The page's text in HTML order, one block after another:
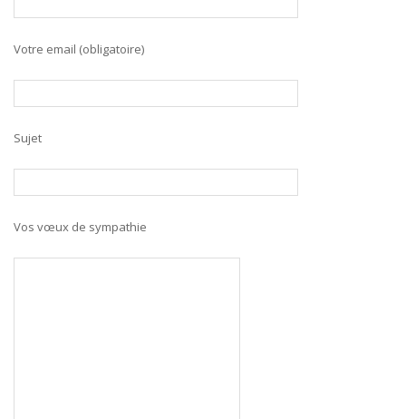
Votre email (obligatoire)
Sujet
Vos vœux de sympathie